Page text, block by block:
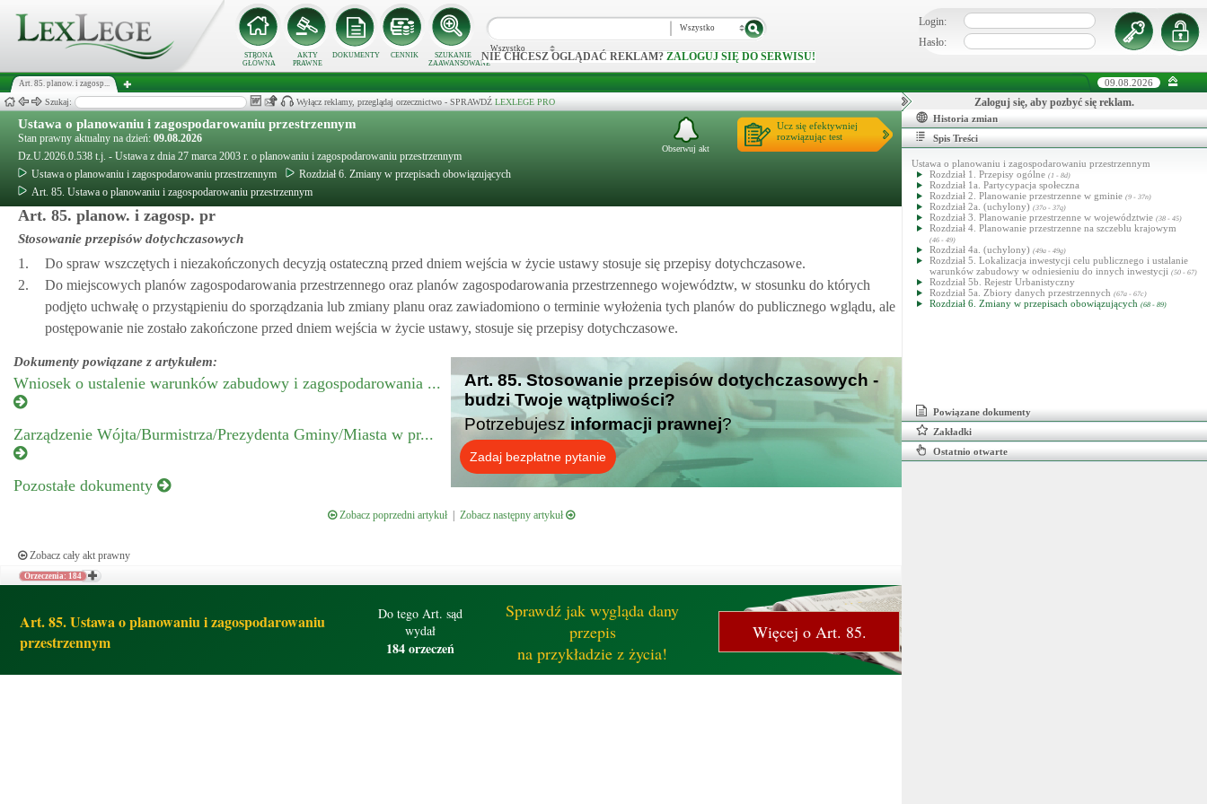
STRONA
GŁÓWNA
AKTY
PRAWNE
DOKUMENTY CENNIK
SZUKANIE
ZAAWANSOWANE
Wszystko
Wszystko
NIE CHCESZ OGLĄDAĆ REKLAM? ZALOGUJ SIĘ DO SERWISU!
Login:
Hasło:
Art. 85. planow. i zagosp... 09.08.2026
Szukaj: Wyłącz reklamy, przeglądaj orzecznictwo - SPRAWDŹ LEXLEGE PRO
Ustawa o planowaniu i zagospodarowaniu przestrzennym
Stan prawny aktualny na dzień: 09.08.2026
Dz.U.2026.0.538 t.j. - Ustawa z dnia 27 marca 2003 r. o planowaniu i zagospodarowaniu przestrzennym
Ustawa o planowaniu i zagospodarowaniu przestrzennym
Rozdział 6. Zmiany w przepisach obowiązujących
Art. 85. Ustawa o planowaniu i zagospodarowaniu przestrzennym
Ucz się efektywniej
rozwiązując test
Obserwuj akt
Art. 85. planow. i zagosp. pr
Stosowanie przepisów dotychczasowych
1.
Do spraw wszczętych i niezakończonych decyzją ostateczną przed dniem wejścia w życie ustawy stosuje się przepisy dotychczasowe.
2.
Do miejscowych planów zagospodarowania przestrzennego oraz planów zagospodarowania przestrzennego województw, w stosunku do których
podjęto uchwałę o przystąpieniu do sporządzania lub zmiany planu oraz zawiadomiono o terminie wyłożenia tych planów do publicznego wglądu, ale
postępowanie nie zostało zakończone przed dniem wejścia w życie ustawy, stosuje się przepisy dotychczasowe.
Dokumenty powiązane z artykułem:
Wniosek o ustalenie warunków zabudowy i zagospodarowania ...
Zarządzenie Wójta/Burmistrza/Prezydenta Gminy/Miasta w pr...
Pozostałe dokumenty
Art. 85. Stosowanie przepisów dotychczasowych -
budzi Twoje wątpliwości?
Potrzebujesz informacji prawnej?
Zadaj bezpłatne pytanie
Zobacz poprzedni artykuł| Zobacz następny artykuł
Zobacz cały akt prawny
Orzeczenia: 184
Art. 85. Ustawa o planowaniu i zagospodarowaniu
przestrzennym
Do tego Art. sąd
wydał
184 orzeczeń
Sprawdź jak wygląda dany
przepis
na przykładzie z życia!
Więcej o Art. 85.
Zaloguj się, aby pozbyć się reklam.
Historia zmian
Spis Treści
Ustawa o planowaniu i zagospodarowaniu przestrzennym
Rozdział 1. Przepisy ogólne (1 - 8d)
Rozdział 1a. Partycypacja społeczna
Rozdział 2. Planowanie przestrzenne w gminie (9 - 37n)
Rozdział 2a. (uchylony) (37o - 37q)
Rozdział 3. Planowanie przestrzenne w województwie (38 - 45)
Rozdział 4. Planowanie przestrzenne na szczeblu krajowym
(46 - 49)
Rozdział 4a. (uchylony) (49a - 49g)
Rozdział 5. Lokalizacja inwestycji celu publicznego i ustalanie
warunków zabudowy w odniesieniu do innych inwestycji (50 - 67)
Rozdział 5b. Rejestr Urbanistyczny
Rozdział 5a. Zbiory danych przestrzennych (67a - 67c)
Rozdział 6. Zmiany w przepisach obowiązujących (68 - 89)
Powiązane dokumenty
Zakładki
Ostatnio otwarte